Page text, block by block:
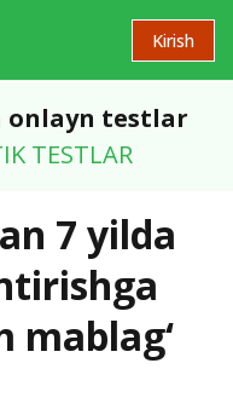
Kirish
testlar
TESTLAR
7 yilda
mablag‘